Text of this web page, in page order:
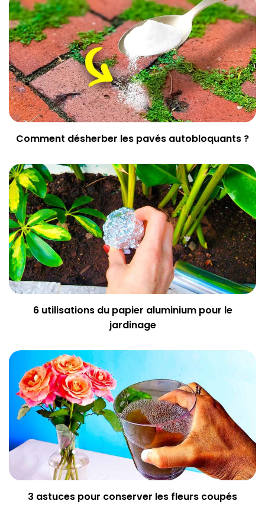
Comment désherber les pavés autobloquants ?
6 utilisations du papier aluminium pour le
jardinage
3 astuces pour conserver les fleurs coupés